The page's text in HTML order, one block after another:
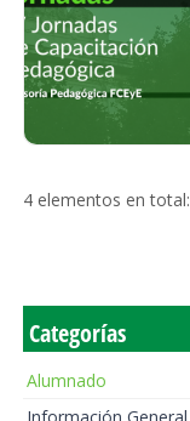
4 elementos en total:
Categorías
Alumnado
Información General